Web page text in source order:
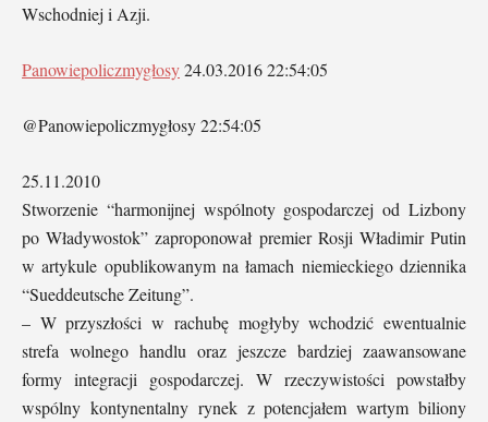
Wschodniej i Azji.
Panowiepoliczmygłosy24.03.2016 22:54:05
@Panowiepoliczmygłosy 22:54:05
25.11.2010
Stworzenie “harmonijnej wspólnoty gospodarczej od Lizbony
po Władywostok” zaproponował premier Rosji Władimir Putin
w artykule opublikowanym na łamach niemieckiego dziennika
“Sueddeutsche Zeitung”.
– W przyszłości w rachubę mogłyby wchodzić ewentualnie
strefa wolnego handlu oraz jeszcze bardziej zaawansowane
formy integracji gospodarczej. W rzeczywistości powstałby
wspólny kontynentalny rynek z potencjałem wartym biliony